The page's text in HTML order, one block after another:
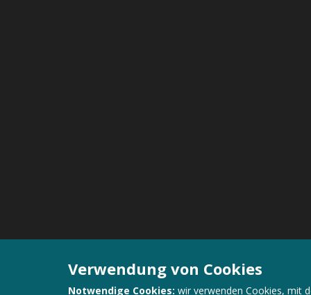
Verwendung von Cookies
Notwendige Cookies: wir verwenden Cookies, mit